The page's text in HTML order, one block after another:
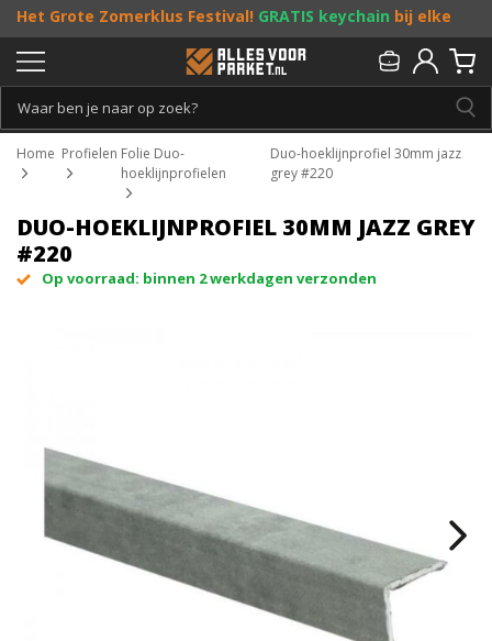
Het Grote Zomerklus Festival! GRATIS keychain bij elke
bestelling vanaf €25, entoffe acties! Doe je mee?
Persoonlijk & gratis advies:013 - 207 00 01
Home Profielen Folie Duo-
hoeklijnprofielen
Duo-hoeklijnprofiel 30mm jazz
grey #220
DUO-HOEKLIJNPROFIEL 30MM JAZZ GREY
#220
Op voorraad: binnen 2 werkdagen verzonden